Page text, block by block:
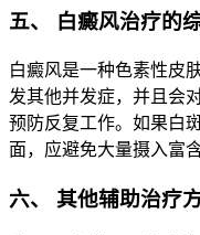
五、 白癜风治疗的
白癜风是一种色素性皮
发其他并发症，并且会
预防反复工作。如果白
面，应避免大量摄入富
六、 其他辅助治疗